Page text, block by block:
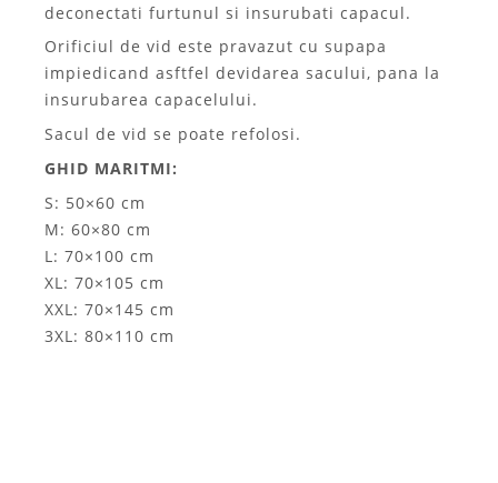
deconectati furtunul si insurubati capacul.
Orificiul de vid este pravazut cu supapa
impiedicand asftfel devidarea sacului, pana la
insurubarea capacelului.
Sacul de vid se poate refolosi.
GHID MARITMI:
S: 50×60 cm
M: 60×80 cm
L: 70×100 cm
XL: 70×105 cm
XXL: 70×145 cm
3XL: 80×110 cm